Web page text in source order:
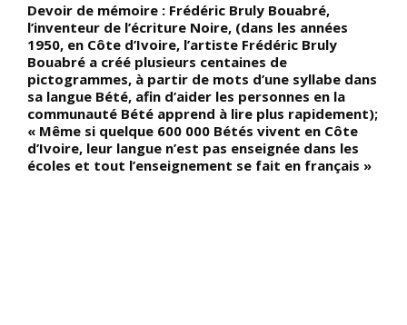
Devoir de mémoire : Frédéric Bruly Bouabré,
l’inventeur de l’écriture Noire, (dans les années
1950, en Côte d’Ivoire, l’artiste Frédéric Bruly
Bouabré a créé plusieurs centaines de
pictogrammes, à partir de mots d’une syllabe dans
sa langue Bété, afin d’aider les personnes en la
communauté Bété apprend à lire plus rapidement);
« Même si quelque 600 000 Bétés vivent en Côte
d’Ivoire, leur langue n’est pas enseignée dans les
écoles et tout l’enseignement se fait en français »